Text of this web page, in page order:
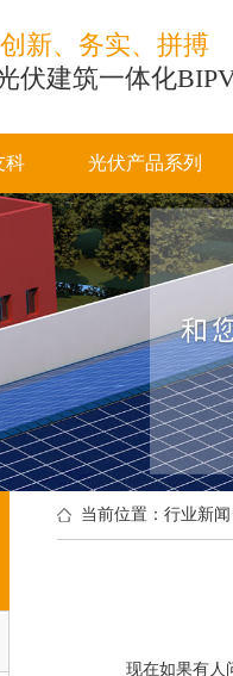
创新、务实、拼搏
伏建筑一体化
科 光伏产品系列
当前位置：行业新
现在如果有人问